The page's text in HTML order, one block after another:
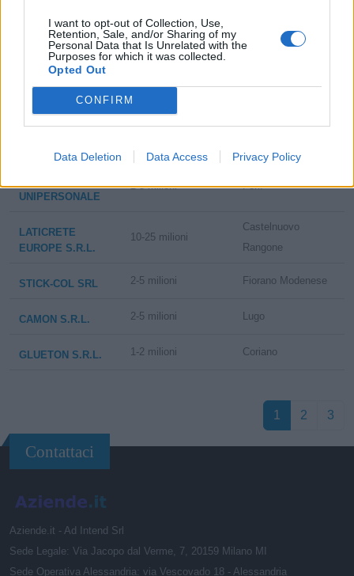
I want to opt-out of Collection, Use,
Retention, Sale, and/or Sharing of my
Personal Data that Is Unrelated with the
Purposes for which it was collected.
Opted Out
CONFIRM
Data Deletion Data Access Privacy Policy
ADHESIVES
ITALIA SRL
5-10 milioni
ANCORA
COLLANTI S.R.L.
LARPS GROUP
UNIPERSONALE
2-5 milioni Forlì
LATICRETE
EUROPE S.R.L.
10-25 milioni
Castelnuovo
Rangone
STICK-COL SRL 2-5 milioni Fiorano Modenese
CAMON S.R.L. 2-5 milioni Lugo
GLUETON S.R.L. 1-2 milioni Coriano
1 2 3
Contattaci
Aziende.it - Ad Intend Srl
Sede Legale: Via Jacopo dal Verme, 7, 20159 Milano MI
Sede Operativa Alessandria: via Vescovado 18 - Alessandria